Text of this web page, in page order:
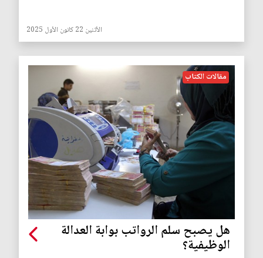
الأثنين 22 كانون الأول 2025
مقالات الكتاب
‏هل يصبح سلم الرواتب بوابة العدالة
الوظيفية؟